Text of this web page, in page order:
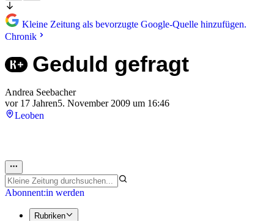
Kleine Zeitung als bevorzugte Google-Quelle hinzufügen.
Chronik
Geduld gefragt
Andrea Seebacher
vor 17 Jahren5. November 2009 um 16:46
Leoben
Abonnent:in werden
Rubriken